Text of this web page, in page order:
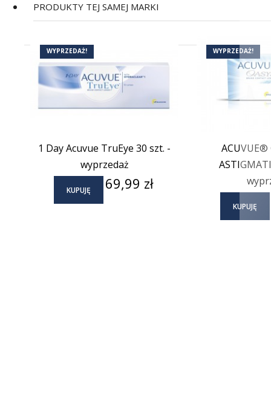
PRODUKTY TEJ SAMEJ MARKI
1 Day Acuvue TruEye 30 szt. -
wyprzedaż
KUPUJĘ Cena
69,99 zł
WYPRZEDAŻ!
ACUVUE®
KUPUJĘ
WYPRZEDAŻ!